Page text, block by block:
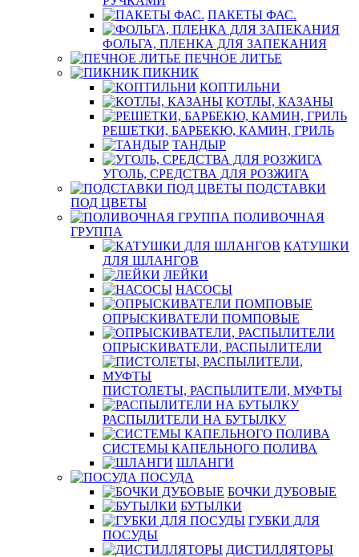
ПАКЕТЫ ФАС.
ФОЛЬГА, ПЛЕНКА ДЛЯ ЗАПЕКАНИЯ
ПЕЧНОЕ ЛИТЬЕ
ПИКНИК
КОПТИЛЬНИ
КОТЛЫ, КАЗАНЫ
РЕШЕТКИ, БАРБЕКЮ, КАМИН, ГРИЛЬ
ТАНДЫР
УГОЛЬ, СРЕДСТВА ДЛЯ РОЗЖИГА
ПОДСТАВКИ
ПОД ЦВЕТЫ
ПОЛИВОЧНАЯ
ГРУППА
КАТУШКИ
ДЛЯ ШЛАНГОВ
ЛЕЙКИ
НАСОСЫ
ОПРЫСКИВАТЕЛИ ПОМПОВЫЕ
ОПРЫСКИВАТЕЛИ, РАСПЫЛИТЕЛИ
ПИСТОЛЕТЫ, РАСПЫЛИТЕЛИ, МУФТЫ
РАСПЫЛИТЕЛИ НА БУТЫЛКУ
СИСТЕМЫ КАПЕЛЬНОГО ПОЛИВА
ШЛАНГИ
ПОСУДА
БОЧКИ ДУБОВЫЕ
БУТЫЛКИ
ГУБКИ ДЛЯ
ПОСУДЫ
ДИСТИЛЛЯТОРЫ